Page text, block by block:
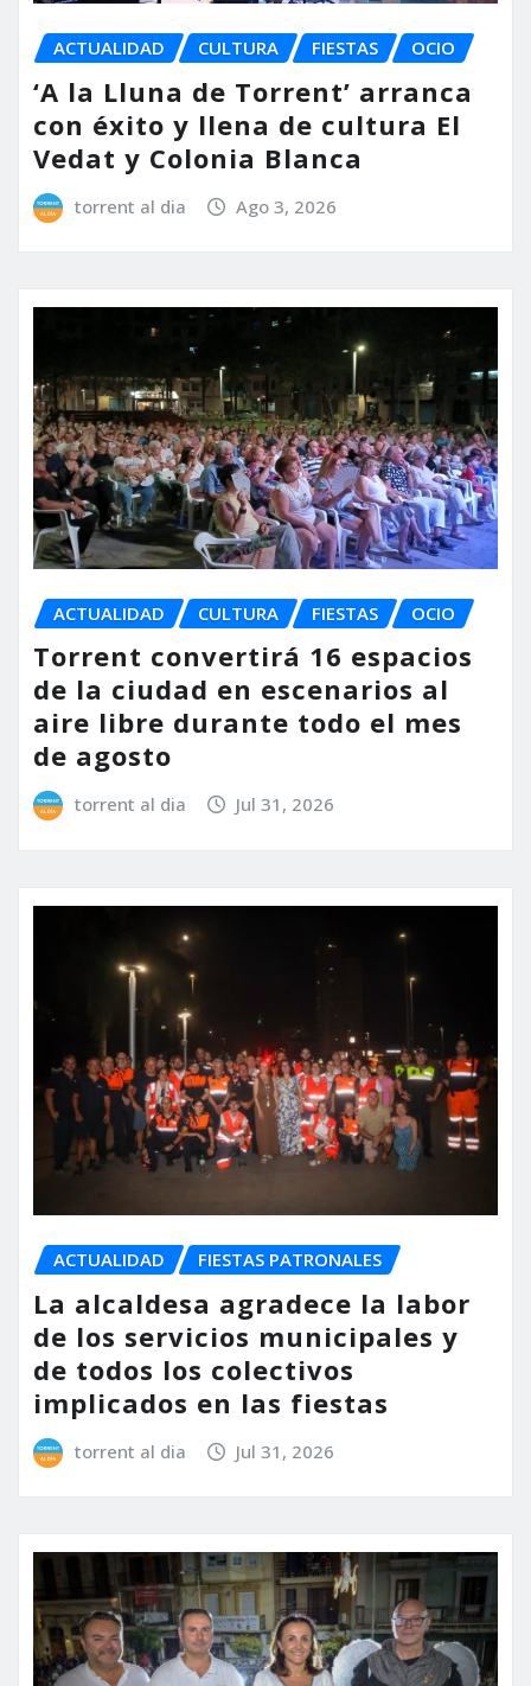
ACTUALIDAD CULTURA FIESTAS OCIO
‘A la Lluna de Torrent’ arranca
con éxito y llena de cultura El
Vedat y Colonia Blanca
torrent al dia Ago 3, 2026
ACTUALIDAD CULTURA FIESTAS OCIO
Torrent convertirá 16 espacios
de la ciudad en escenarios al
aire libre durante todo el mes
de agosto
torrent al dia Jul 31, 2026
ACTUALIDAD FIESTAS PATRONALES
La alcaldesa agradece la labor
de los servicios municipales y
de todos los colectivos
implicados en las fiestas
torrent al dia Jul 31, 2026